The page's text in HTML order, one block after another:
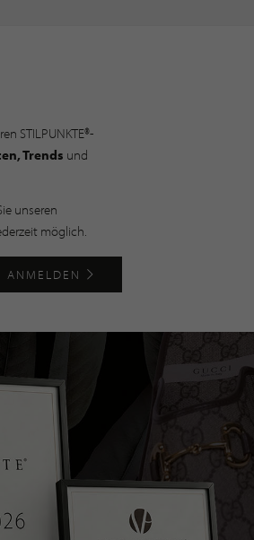
STILPUNKTE®-
Trends und
unseren
möglich.
ANMELDEN